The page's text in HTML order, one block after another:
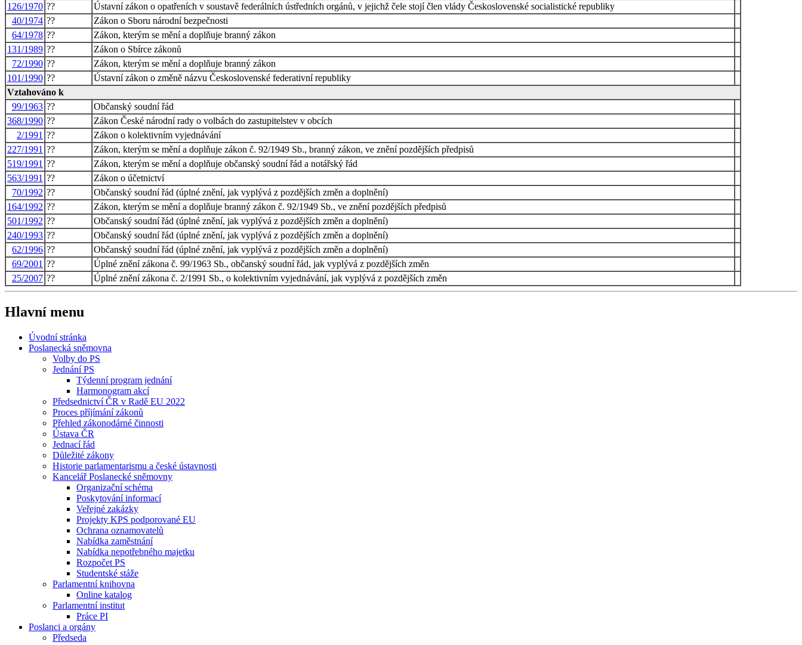
126/1970 ??
Ústavní zákon o opatřeních v soustavě federálních ústředních orgánů, v jejichž čele stojí člen vlády Československé socialistické republiky
40/1974 ??
Zákon o Sboru národní bezpečnosti
64/1978 ??
Zákon, kterým se mění a doplňuje branný zákon
131/1989 ??
Zákon o Sbírce zákonů
72/1990 ??
Zákon, kterým se mění a doplňuje branný zákon
101/1990 ??
Ústavní zákon o změně názvu Československé federativní republiky
Vztahováno k
99/1963 ??
Občanský soudní řád
368/1990 ??
Zákon České národní rady o volbách do zastupitelstev v obcích
2/1991 ??
Zákon o kolektivním vyjednávání
227/1991 ??
Zákon, kterým se mění a doplňuje zákon č. 92/1949 Sb., branný zákon, ve znění pozdějších předpisů
519/1991 ??
Zákon, kterým se mění a doplňuje občanský soudní řád a notářský řád
563/1991 ??
Zákon o účetnictví
70/1992 ??
Občanský soudní řád (úplné znění, jak vyplývá z pozdějších změn a doplnění)
164/1992 ??
Zákon, kterým se mění a doplňuje branný zákon č. 92/1949 Sb., ve znění pozdějších předpisů
501/1992 ??
Občanský soudní řád (úplné znění, jak vyplývá z pozdějších změn a doplnění)
240/1993 ??
Občanský soudní řád (úplné znění, jak vyplývá z pozdějších změn a doplnění)
62/1996 ??
Občanský soudní řád (úplné znění, jak vyplývá z pozdějších změn a doplnění)
69/2001 ??
Úplné znění zákona č. 99/1963 Sb., občanský soudní řád, jak vyplývá z pozdějších změn
25/2007 ?? Úplné znění zákona č. 2/1991 Sb., o kolektivním vyjednávání, jak vyplývá z pozdějších změn
Hlavní menu
Úvodní stránka
Poslanecká sněmovna
Volby do PS
Jednání PS
Týdenní program jednání
Harmonogram akcí
Předsednictví ČR v Radě EU 2022
Proces příjímání zákonů
Přehled zákonodárné činnosti
Ústava ČR
Jednací řád
Důležité zákony
Historie parlamentarismu a české ústavnosti
Kancelář Poslanecké sněmovny
Organizační schéma
Poskytování informací
Veřejné zakázky
Projekty KPS podporované EU
Ochrana oznamovatelů
Nabídka zaměstnání
Nabídka nepotřebného majetku
Rozpočet PS
Studentské stáže
Parlamentní knihovna
Online katalog
Parlamentní institut
Práce PI
Poslanci a orgány
Předseda